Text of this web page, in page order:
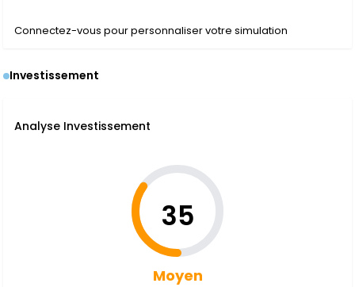
Connectez-vous pour personnaliser votre simulation
Investissement
Analyse Investissement
35
Moyen